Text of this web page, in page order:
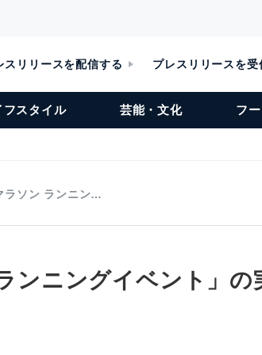
スリリースを配信する プレスリリースを受
フスタイル 芸能・文化 フ
ラソン ランニン…
ンニングイベント」の